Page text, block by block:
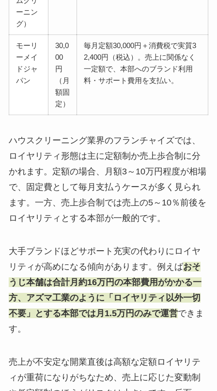
ーニン
グ）
モーリ
ーメイ
ドジャ
パン
30,0
00
円
（月
額固
定）
毎月定額30,000円＋消費税で実質3
2,400円（税込）。売上に関係なく
一定額で、本部へのブランド利用
料・サポート費用を支払い。
ハウスクリーニング業界のフランチャイズでは、
ロイヤリティ形態は主に定額制か売上歩合制に分
かれます。定額の場合、月額3～10万円程度が相場
で、固定費として毎月支払うケースが多く見られ
ます。一方、売上歩合制では売上の5～10％前後を
ロイヤリティとする本部が一般的です。
大手ブランドほどサポート充実の代わりにロイヤ
リティが高めになる傾向があります。例えばおそ
うじ本舗は合計月約16万円の本部費用がかかる一
方、アズマ工業のように「ロイヤリティ以外一切
不要」とする本部では月1.5万円のみで運営できま
す。
売上が不安定な開業直後は高額な定額ロイヤリテ
ィが重荷になりがちなため、売上に応じた変動制